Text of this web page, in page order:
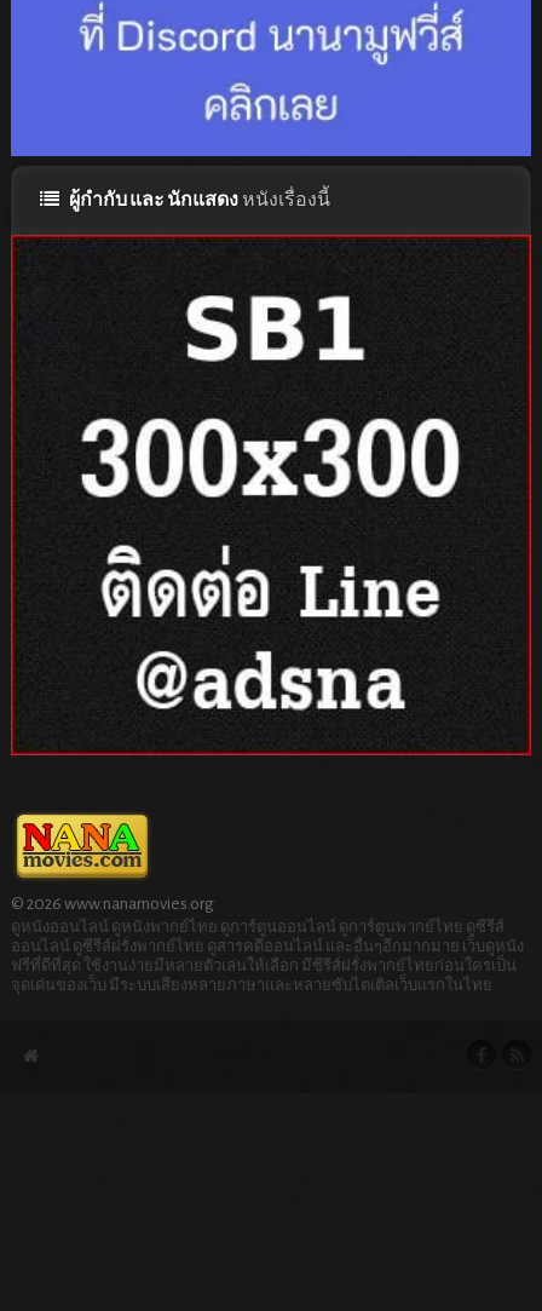
ผู้กำกับ และ นักแสดงหนังเรื่องนี้
© 2026 www.nanamovies.org
ดูหนังออนไลน์ ดูหนังพากย์ไทย ดูการ์ตูนออนไลน์ ดูการ์ตูนพากย์ไทย ดูซีรีส์
ออนไลน์ ดูซีรีส์ฝรั่งพากย์ไทย ดูสารคดีออนไลน์ และอื่นๆอีกมากมาย เว็บดูหนัง
ฟรีที่ดีที่สุด ใช้งานง่ายมีหลายตัวเล่นให้เลือก มีซีรีส์ฝรั่งพากย์ไทยก่อนใครเป็น
จุดเด่นของเว็บ มีระบบเสียงหลายภาษาและหลายซับไตเติลเว็บแรกในไทย.